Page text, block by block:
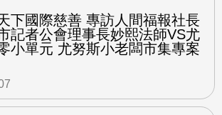
下國際慈善 專訪人間福報社長
記者公會理事長妙熙法師VS尤
小單元 尤努斯小老闆市集專案